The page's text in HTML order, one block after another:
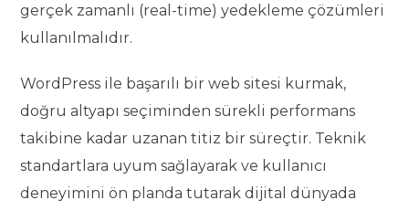
gerçek zamanlı (real-time) yedekleme çözümleri
kullanılmalıdır.
WordPress ile başarılı bir web sitesi kurmak,
doğru altyapı seçiminden sürekli performans
takibine kadar uzanan titiz bir süreçtir. Teknik
standartlara uyum sağlayarak ve kullanıcı
deneyimini ön planda tutarak dijital dünyada